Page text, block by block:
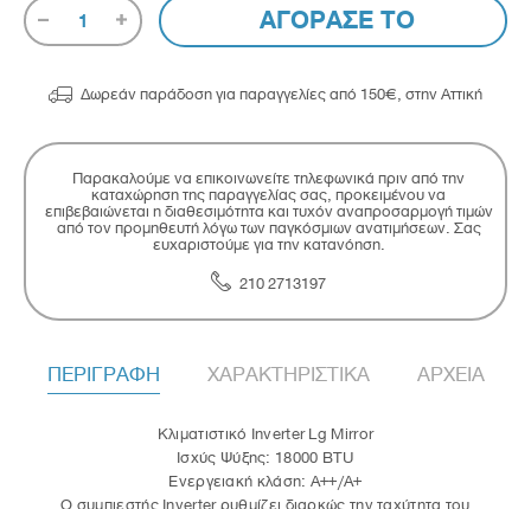
1 ΑΓΟΡΑΣΕ ΤΟ
 Δωρεάν παράδοση για παραγγελίες από 150€, στην Αττική
Παρακαλούμε να επικοινωνείτε τηλεφωνικά πριν από την
καταχώρηση της παραγγελίας σας, προκειμένου να
επιβεβαιώνεται η διαθεσιμότητα και τυχόν αναπροσαρμογή τιμών
από τον προμηθευτή λόγω των παγκόσμιων ανατιμήσεων. Σας
ευχαριστούμε για την κατανόηση.
210 2713197
ΠΕΡΙΓΡΑΦΗ ΧΑΡΑΚΤΗΡΙΣΤΙΚΑ ΑΡΧΕΙΑ
Κλιματιστικό Inverter Lg Mirror
Ισχύς Ψύξης: 18000 BTU
Ενεργειακή κλάση: A++/A+
Ο συμπιεστής Inverter ρυθμίζει διαρκώς την ταχύτητα του